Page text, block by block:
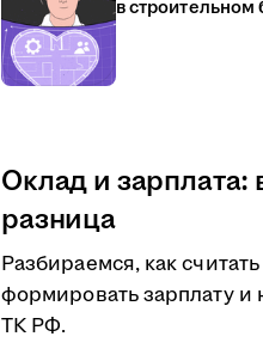
в строительном
Оклад и зарплата:
разница
Разбираемся, как
формировать зарплату и
ТК РФ.